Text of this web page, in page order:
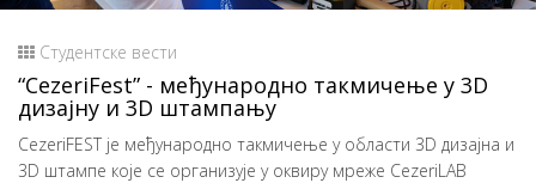
Студентске вести
“CezeriFest” - међународно такмичење у 3D
дизајну и 3D штампању
CezeriFEST је међународно такмичење у области 3D дизајна и
3D штампе које се организује у оквиру мреже CezeriLAB